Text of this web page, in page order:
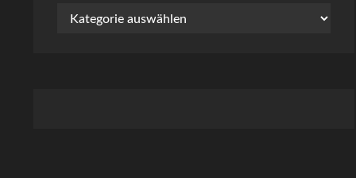
Kategorien